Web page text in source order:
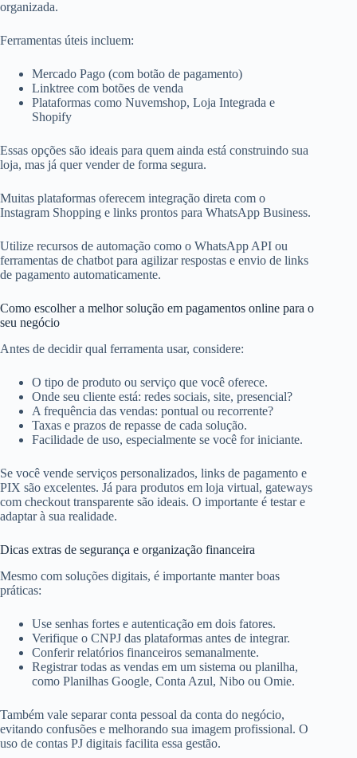
organizada.
Ferramentas úteis incluem:
Mercado Pago (com botão de pagamento)
Linktree com botões de venda
Plataformas como Nuvemshop, Loja Integrada e
Shopify
Essas opções são ideais para quem ainda está construindo sua
loja, mas já quer vender de forma segura.
Muitas plataformas oferecem integração direta com o
Instagram Shopping e links prontos para WhatsApp Business.
Utilize recursos de automação como o WhatsApp API ou
ferramentas de chatbot para agilizar respostas e envio de links
de pagamento automaticamente.
Como escolher a melhor solução em pagamentos online para o
seu negócio
Antes de decidir qual ferramenta usar, considere:
O tipo de produto ou serviço que você oferece.
Onde seu cliente está: redes sociais, site, presencial?
A frequência das vendas: pontual ou recorrente?
Taxas e prazos de repasse de cada solução.
Facilidade de uso, especialmente se você for iniciante.
Se você vende serviços personalizados, links de pagamento e
PIX são excelentes. Já para produtos em loja virtual, gateways
com checkout transparente são ideais. O importante é testar e
adaptar à sua realidade.
Dicas extras de segurança e organização financeira
Mesmo com soluções digitais, é importante manter boas
práticas:
Use senhas fortes e autenticação em dois fatores.
Verifique o CNPJ das plataformas antes de integrar.
Conferir relatórios financeiros semanalmente.
Registrar todas as vendas em um sistema ou planilha,
como Planilhas Google, Conta Azul, Nibo ou Omie.
Também vale separar conta pessoal da conta do negócio,
evitando confusões e melhorando sua imagem profissional. O
uso de contas PJ digitais facilita essa gestão.